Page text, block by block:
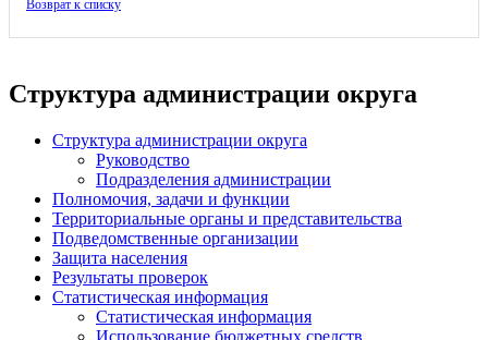
Возврат к списку
Структура администрации округа
Структура администрации округа
Руководство
Подразделения администрации
Полномочия, задачи и функции
Территориальные органы и представительства
Подведомственные организации
Защита населения
Результаты проверок
Статистическая информация
Статистическая информация
Использование бюджетных средств